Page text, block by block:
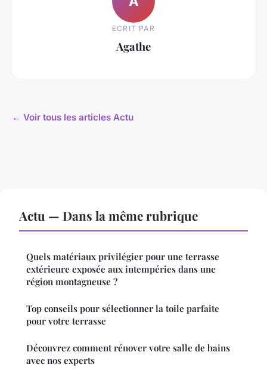
ECRIT PAR
Agathe
← Voir tous les articles Actu
Actu — Dans la même rubrique
Quels matériaux privilégier pour une terrasse
extérieure exposée aux intempéries dans une
région montagneuse ?
Top conseils pour sélectionner la toile parfaite
pour votre terrasse
Découvrez comment rénover votre salle de bains
avec nos experts